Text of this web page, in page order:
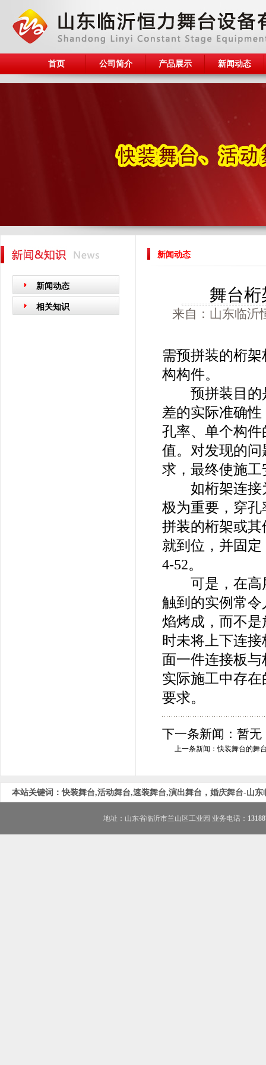
首页 公司简介 产品展示 新闻动态
新闻动态
相关知识
新闻动态
舞台
来自：山东临
需预拼装的桁
构构件。
预拼装目的是
差的实际准确
孔率、单个构
值。对发现的
求，最终使施
如桁架连接为
极为重要，穿
拼装的桁架或
就到位，并固
4-52。
可是，在高层
触到的实例常
焰烤成，而不
时未将上下连
面一件连接板
实际施工中存
要求。
下一条新闻：暂无
上一条新闻：快装舞台的舞
本站关键词：快装舞台,活动舞台,速装舞台,演出舞台，婚庆舞台-山
地址：山东省临沂市兰山区工业园 业务电话：